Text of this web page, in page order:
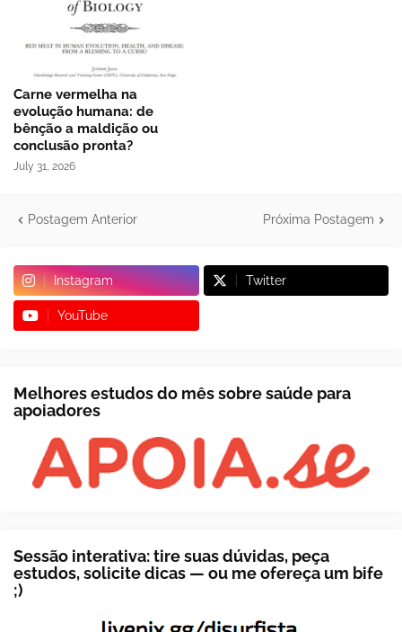
Carne vermelha na
evolução humana: de
bênção a maldição ou
conclusão pronta?
July 31, 2026
Postagem Anterior Próxima Postagem
Instagram Twitter
YouTube
Melhores estudos do mês sobre saúde para
apoiadores
Sessão interativa: tire suas dúvidas, peça
estudos, solicite dicas — ou me ofereça um bife
;)